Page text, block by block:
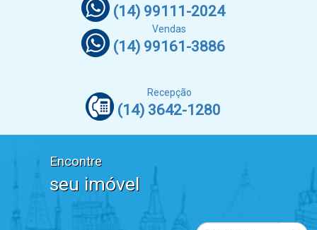
(14) 99111-2024
Vendas
(14) 99161-3886
Recepção
(14) 3642-1280
Encontre
seu imóvel